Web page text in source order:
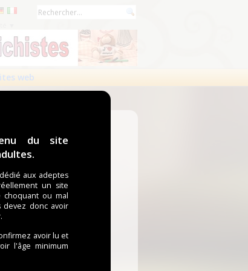
du site
aux adeptes
un site
ou mal
devez donc avoir
avoir lu et
l'âge minimum
web